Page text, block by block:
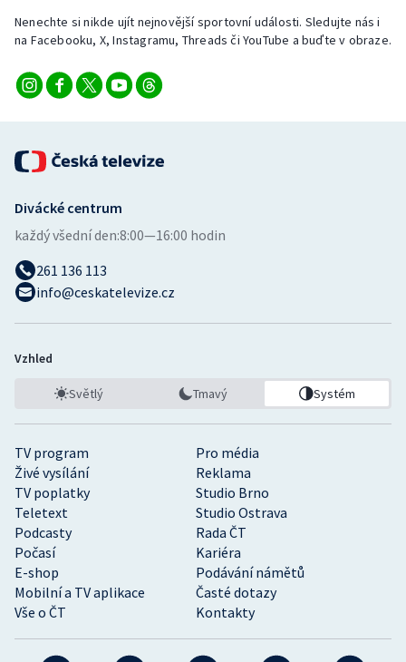
Nenechte si nikde ujít nejnovější sportovní události. Sledujte nás i
na Facebooku, X, Instagramu, Threads či YouTube a buďte v obraze.
TV program
Pro média
Živé vysílání
Reklama
TV poplatky
Studio Brno
Teletext
Studio Ostrava
Podcasty
Rada ČT
Počasí
Kariéra
E-shop
Podávání námětů
Mobilní a TV aplikace
Časté dotazy
Vše o ČT
Kontakty
Divácké centrum
každý všední den:8:00—16:00 hodin
261 136 113
info@ceskatelevize.cz
Vzhled
Světlý Tmavý Systém